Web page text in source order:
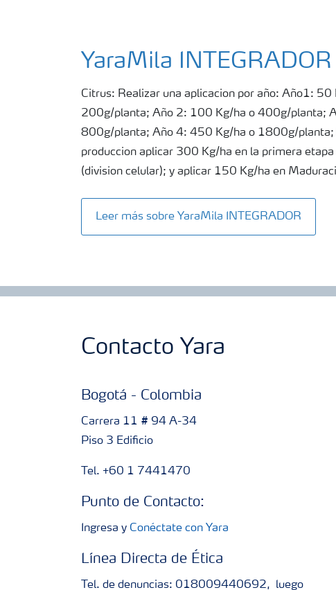
YaraMila INTEGRADOR
Citrus: Realizar una aplicacion por año: Año1: 50
200g/planta; Año 2: 100 Kg/ha o 400g/planta;
800g/planta; Año 4: 450 Kg/ha o 1800g/planta;
produccion aplicar 300 Kg/ha en la primera
(division celular); y aplicar 150 Kg/ha en
Leer más sobre YaraMila INTEGRADOR
Contacto Yara
Bogotá - Colombia
Carrera 11 # 94 A-34
Piso 3 Edificio
Tel. +60 1 7441470
Punto de Contacto:
Ingresa y Conéctate con Yara
Línea Directa de Ética
Tel. de denuncias: 018009440692, luego